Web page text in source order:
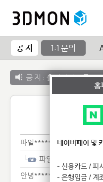
공 지 1:1 문의
공 지 : 출력서비스 종료
파일***********
파일***********
안녕
홈
네이버페이 및
- 신용카드 / 피
- 은행입금 / 계